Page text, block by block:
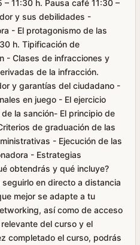
11:30 h. Pausa café 11:30 –
y sus debilidades -
- El protagonismo de las
h. Tipificación de
- Clases de infracciones y
de la infracción.
y garantías del ciudadano -
en juego - El ejercicio
la sanción- El principio de
de graduación de las
- Ejecución de las
- Estrategias
obtendrás y qué incluye?
en directo a distancia
mejor se adapte a tu
así como de acceso
del curso y el
completado el curso, podrás